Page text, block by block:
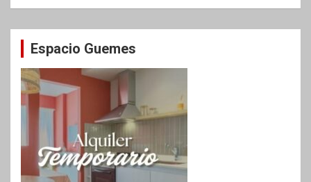
Espacio Guemes